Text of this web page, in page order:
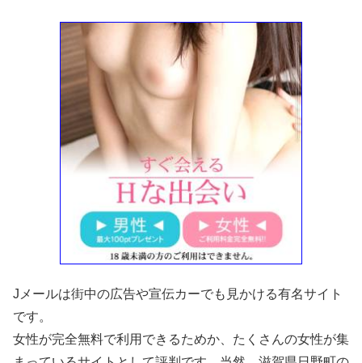
Jメールは街中の広告や宣伝カーでも見かける有名サイト
です。
女性が完全無料で利用できるためか、たくさんの女性が集